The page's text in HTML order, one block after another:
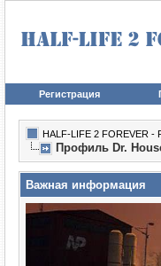
Регистрация
HALF-LIFE 2 FOREVER -
Профиль Dr.
Важная информация